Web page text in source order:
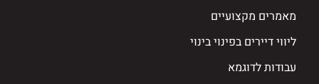
מאמרים מקצועיים
ליווי דיירים בפינוי בינוי
עבודות לדוגמא